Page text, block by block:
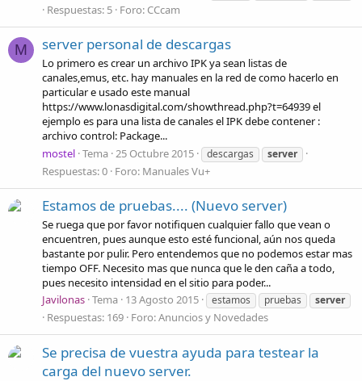
Respuestas: 5 Foro: CCcam
M server personal de descargas
Lo primero es crear un archivo IPK ya sean listas de
canales,emus, etc. hay manuales en la red de como hacerlo en
particular e usado este manual
https://www.lonasdigital.com/showthread.php?t=64939 el
ejemplo es para una lista de canales el IPK debe contener :
archivo control: Package...
mostel Tema 25 Octubre 2015 descargas server
Respuestas: 0 Foro: Manuales Vu+
Estamos de pruebas.... (Nuevo server)
Se ruega que por favor notifiquen cualquier fallo que vean o
encuentren, pues aunque esto esté funcional, aún nos queda
bastante por pulir. Pero entendemos que no podemos estar mas
tiempo OFF. Necesito mas que nunca que le den caña a todo,
pues necesito intensidad en el sitio para poder...
Javilonas Tema 13 Agosto 2015 estamos pruebas server
Respuestas: 169 Foro:Anuncios y Novedades
Se precisa de vuestra ayuda para testear la
carga del nuevo server.